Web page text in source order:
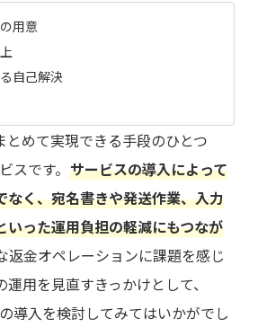
用意
自己解決
とめて実現できる手段のひとつ
スです。サービスの導入によって
なく、宛名書きや発送作業、入力
いった運用負担の軽減にもつなが
返金オペレーションに課題を感じ
用を見直すきっかけとして、
導入を検討してみてはいかがでし